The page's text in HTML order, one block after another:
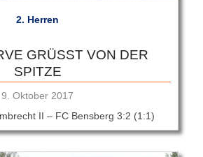
2. Herren
GRÜSST VON DER S
PITZE
Veröffentlicht
9. Oktober 2017
II – FC Bensberg 3:2 (1:1)